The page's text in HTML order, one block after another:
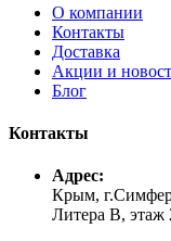
О компании
Контакты
Доставка
Акции и
Блог
Контакты
Адрес:
Крым,
Литера В, этаж